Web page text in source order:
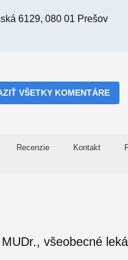
6129, 080 01 Prešov
VŠETKY KOMENTÁRE
Recenzie Kontakt
všeobecné